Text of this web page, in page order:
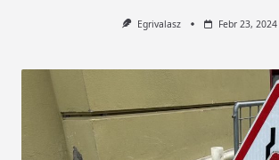
Egrivalasz Febr 23, 2024